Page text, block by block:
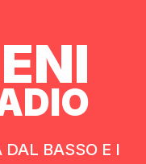
BASSO E I